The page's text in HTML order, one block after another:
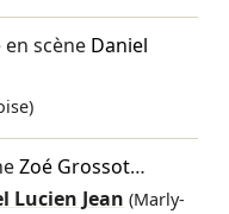
scène Daniel
Zoé Grossot…
Lucien Jean (Marly-